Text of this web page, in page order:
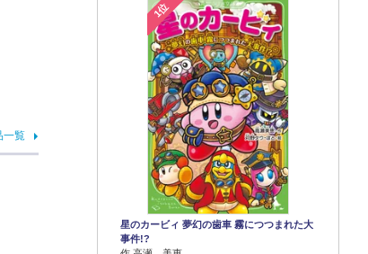
一覧
1位
星のカービィ 夢幻の歯車 霧につつまれた大
事件!?